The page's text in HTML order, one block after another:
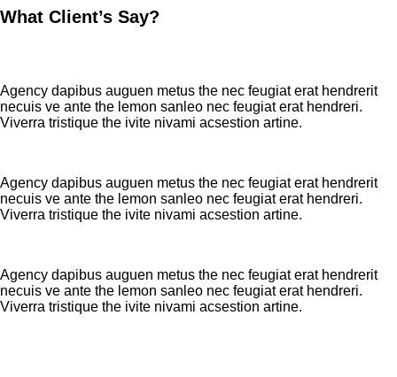
What Client’s Say?
Agency dapibus auguen metus the nec feugiat erat hendrerit
necuis ve ante the lemon sanleo nec feugiat erat hendreri.
Viverra tristique the ivite nivami acsestion artine.
Agency dapibus auguen metus the nec feugiat erat hendrerit
necuis ve ante the lemon sanleo nec feugiat erat hendreri.
Viverra tristique the ivite nivami acsestion artine.
Agency dapibus auguen metus the nec feugiat erat hendrerit
necuis ve ante the lemon sanleo nec feugiat erat hendreri.
Viverra tristique the ivite nivami acsestion artine.